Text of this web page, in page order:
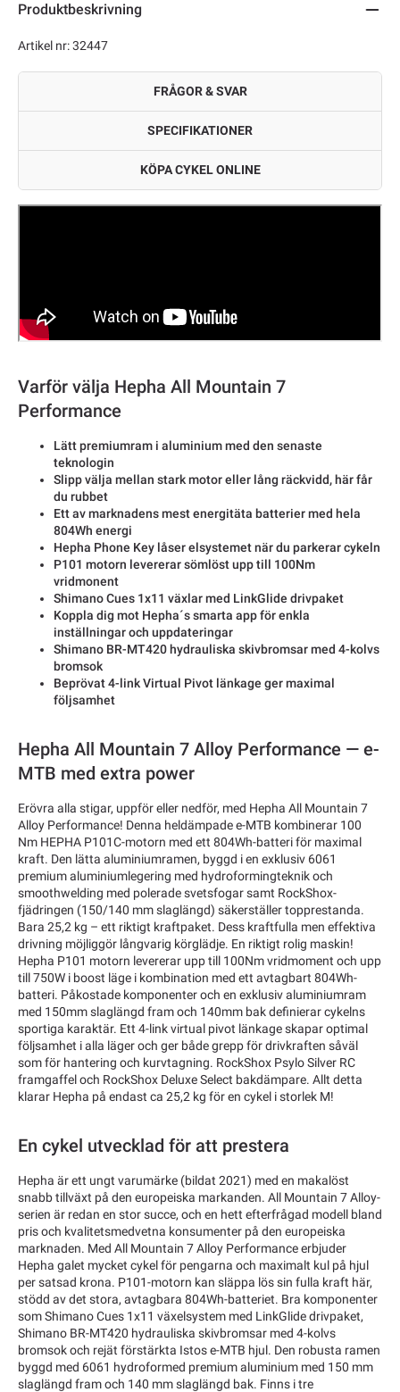
Produktbeskrivning
Artikel nr: 32447
FRÅGOR & SVAR
SPECIFIKATIONER
KÖPA CYKEL ONLINE
Varför välja Hepha All Mountain 7
Performance
Lätt premiumram i aluminium med den senaste
teknologin
Slipp välja mellan stark motor eller lång räckvidd, här får
du rubbet
Ett av marknadens mest energitäta batterier med hela
804Wh energi
Hepha Phone Key låser elsystemet när du parkerar cykeln
P101 motorn levererar sömlöst upp till 100Nm
vridmonent
Shimano Cues 1x11 växlar med LinkGlide drivpaket
Koppla dig mot Hepha´s smarta app för enkla
inställningar och uppdateringar
Shimano BR-MT420 hydrauliska skivbromsar med 4-kolvs
bromsok
Beprövat 4-link Virtual Pivot länkage ger maximal
följsamhet
Hepha All Mountain 7 Alloy Performance — e-
MTB med extra power
Erövra alla stigar, uppför eller nedför, med Hepha All Mountain 7
Alloy Performance! Denna heldämpade e-MTB kombinerar 100
Nm HEPHA P101C-motorn med ett 804Wh-batteri för maximal
kraft. Den lätta aluminiumramen, byggd i en exklusiv 6061
premium aluminiumlegering med hydroformingteknik och
smoothwelding med polerade svetsfogar samt RockShox-
fjädringen (150/140 mm slaglängd) säkerställer topprestanda.
Bara 25,2 kg – ett riktigt kraftpaket. Dess kraftfulla men effektiva
drivning möjliggör långvarig körglädje. En riktigt rolig maskin!
Hepha P101 motorn levererar upp till 100Nm vridmoment och upp
till 750W i boost läge i kombination med ett avtagbart 804Wh-
batteri. Påkostade komponenter och en exklusiv aluminiumram
med 150mm slaglängd fram och 140mm bak definierar cykelns
sportiga karaktär. Ett 4-link virtual pivot länkage skapar optimal
följsamhet i alla läger och ger både grepp för drivkraften såväl
som för hantering och kurvtagning. RockShox Psylo Silver RC
framgaffel och RockShox Deluxe Select bakdämpare. Allt detta
klarar Hepha på endast ca 25,2 kg för en cykel i storlek M!
En cykel utvecklad för att prestera
Hepha är ett ungt varumärke (bildat 2021) med en makalöst
snabb tillväxt på den europeiska markanden. All Mountain 7 Alloy-
serien är redan en stor succe, och en hett efterfrågad modell bland
pris och kvalitetsmedvetna konsumenter på den europeiska
marknaden. Med All Mountain 7 Alloy Performance erbjuder
Hepha galet mycket cykel för pengarna och maximalt kul på hjul
per satsad krona. P101-motorn kan släppa lös sin fulla kraft här,
stödd av det stora, avtagbara 804Wh-batteriet. Bra komponenter
som Shimano Cues 1x11 växelsystem med LinkGlide drivpaket,
Shimano BR-MT420 hydrauliska skivbromsar med 4-kolvs
bromsok och rejät förstärkta Istos e-MTB hjul. Den robusta ramen
byggd med 6061 hydroformed premium aluminium med 150 mm
slaglängd fram och 140 mm slaglängd bak. Finns i tre